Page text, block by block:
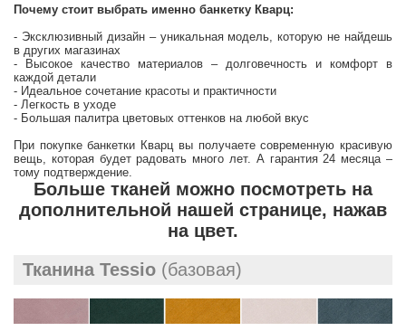
Почему стоит выбрать именно банкетку Кварц:
- Эксклюзивный дизайн – уникальная модель, которую не найдешь
в других магазинах
- Высокое качество материалов – долговечность и комфорт в
каждой детали
- Идеальное сочетание красоты и практичности
- Легкость в уходе
- Большая палитра цветовых оттенков на любой вкус
При покупке банкетки Кварц вы получаете современную красивую
вещь, которая будет радовать много лет. А гарантия 24 месяца –
тому подтверждение.
Больше тканей можно посмотреть на
дополнительной нашей странице, нажав
на цвет.
Тканина Tessio (базовая)